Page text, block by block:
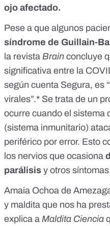
ojo afectado.
Pese a que algunos
síndrome de Guillain-
la revista Brain concluye
significativa entre la
según cuenta Segura, es
virales”.* Se trata de un
ocurre cuando el sistema
(sistema inmunitario)
periférico por error. Esto
los nervios que ocasiona
parálisis y otros
Amaia Ochoa de
y maldita que nos ha
explica a Maldita Ciencia